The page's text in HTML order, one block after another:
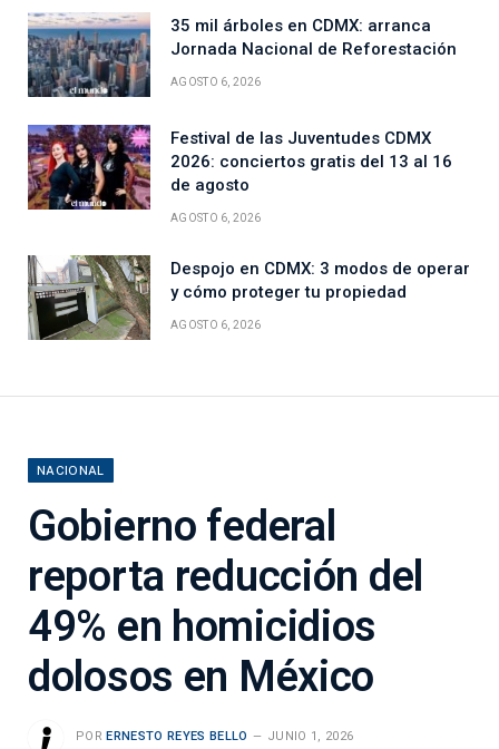
35 mil árboles en CDMX: arranca
Jornada Nacional de Reforestación
AGOSTO 6, 2026
Festival de las Juventudes CDMX
2026: conciertos gratis del 13 al 16
de agosto
AGOSTO 6, 2026
Despojo en CDMX: 3 modos de operar
y cómo proteger tu propiedad
AGOSTO 6, 2026
NACIONAL
Gobierno federal
reporta reducción del
49% en homicidios
dolosos en México
POR ERNESTO REYES BELLO JUNIO 1, 2026